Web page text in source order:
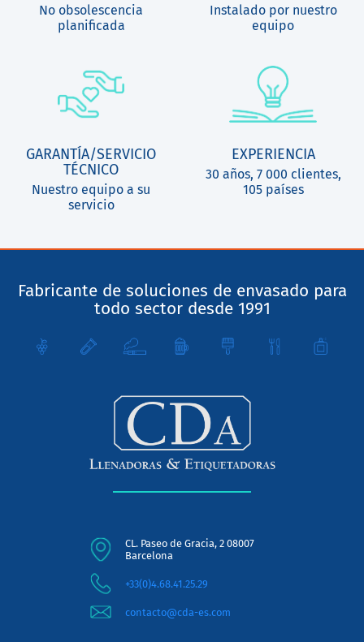
No obsolescencia
planificada
Instalado por nuestro
equipo
GARANTÍA/SERVICIO
TÉCNICO
Nuestro equipo a su
servicio
EXPERIENCIA
30 años, 7 000 clientes,
105 países
Fabricante de soluciones de envasado para
todo sector desde 1991
CL. Paseo de Gracia, 2 08007
Barcelona
+33(0)4.68.41.25.29
contacto@cda-es.com